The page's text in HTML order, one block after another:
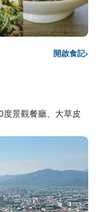
開啟食記›
度景觀餐廳、大草皮